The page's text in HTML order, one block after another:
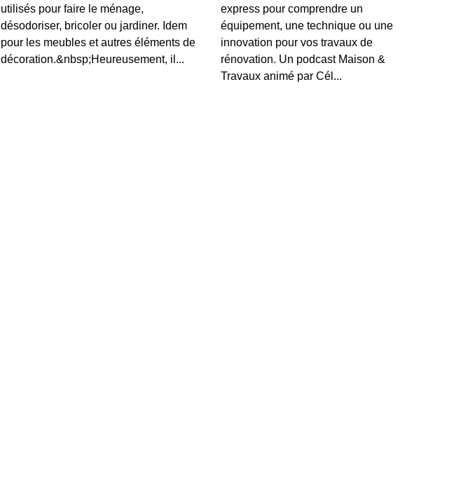
00:23:21 - IL Y A 3 ANS
L’amour, au-delà des frontières
utilisés pour faire le ménage,
désodoriser, bricoler ou jardiner. Idem
pour les meubles et autres éléments de
décoration.&nbsp;Heureusement, il...
express pour comprendre un
équipement, une technique ou une
innovation pour vos travaux de
rénovation. Un podcast Maison &
Travaux animé par Cél...